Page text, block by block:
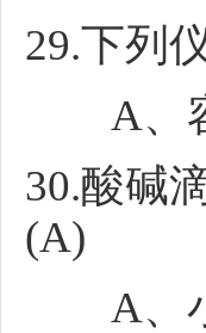
29.下列
A、容
30.酸碱
(A)
A、